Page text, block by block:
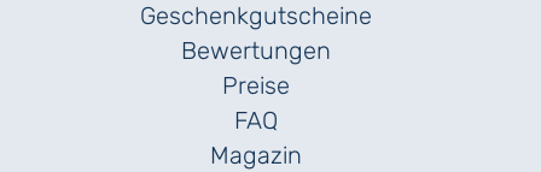
Geschenk­gutscheine
Bewertungen
Preise
FAQ
Magazin